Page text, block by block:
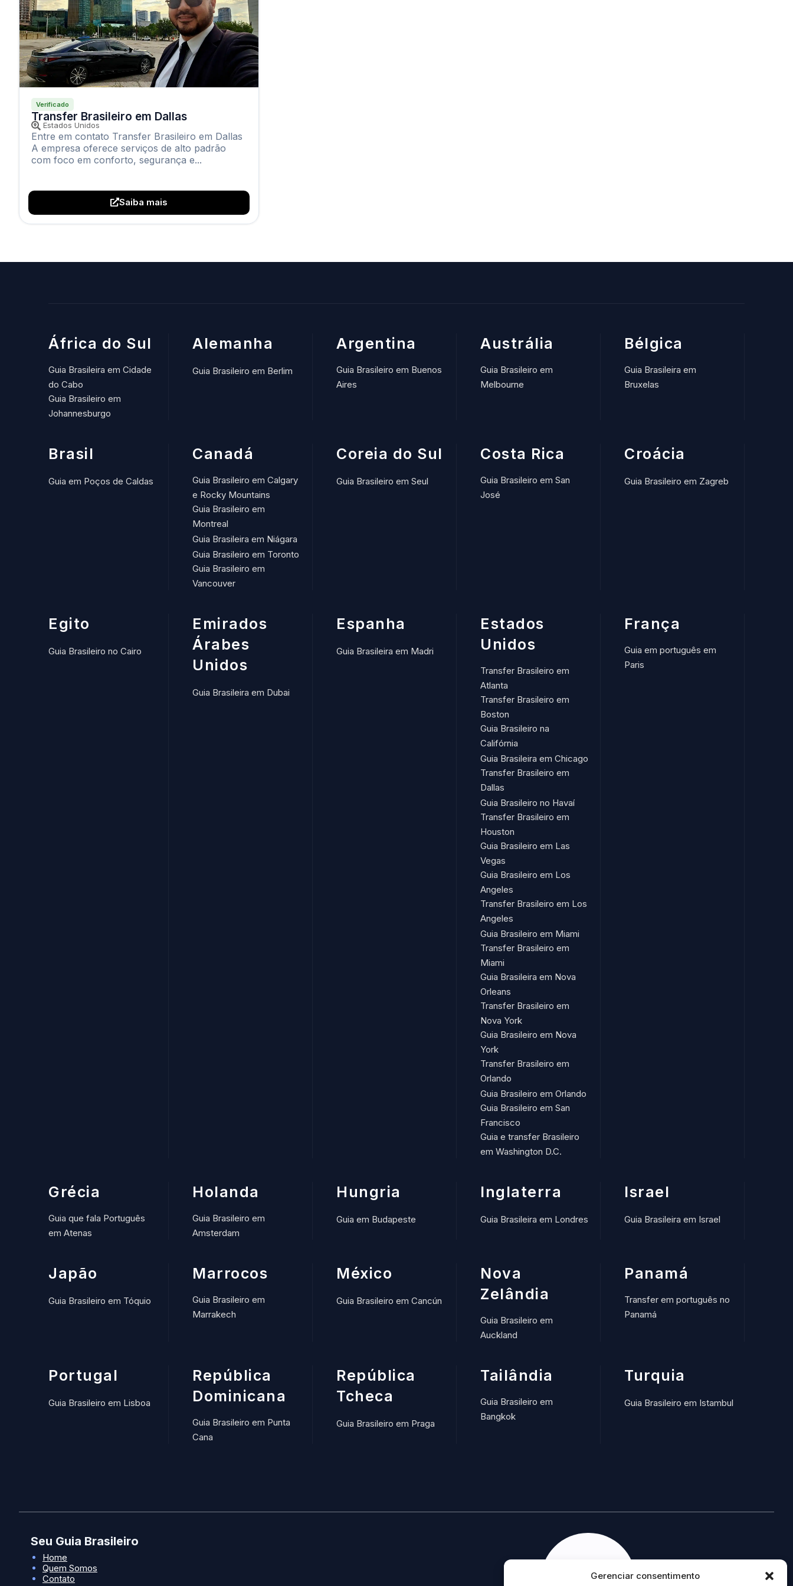
Gerenciar consentimento
Verificado
Transfer Brasileiro em Dallas
Estados Unidos
Entre em contato Transfer Brasileiro em Dallas
A empresa oferece serviços de alto padrão
com foco em conforto, segurança e...
Saiba mais
África do Sul
Guia Brasileira em Cidade
do Cabo
Guia Brasileiro em
Johannesburgo
Alemanha
Guia Brasileiro em Berlim
Argentina
Guia Brasileiro em Buenos
Aires
Austrália
Guia Brasileiro em
Melbourne
Bélgica
Guia Brasileira em
Bruxelas
Brasil
Guia em Poços de Caldas
Canadá
Guia Brasileiro em Calgary
e Rocky Mountains
Guia Brasileiro em
Montreal
Guia Brasileira em Niágara
Guia Brasileiro em Toronto
Guia Brasileiro em
Vancouver
Coreia do Sul
Guia Brasileiro em Seul
Costa Rica
Guia Brasileiro em San
José
Croácia
Guia Brasileiro em Zagreb
Egito
Guia Brasileiro no Cairo
Emirados
Árabes
Unidos
Guia Brasileira em Dubai
Espanha
Guia Brasileira em Madri
Estados
Unidos
Transfer Brasileiro em
Atlanta
Transfer Brasileiro em
Boston
Guia Brasileiro na
Califórnia
Guia Brasileira em Chicago
Transfer Brasileiro em
Dallas
Guia Brasileiro no Havaí​
Transfer Brasileiro em
Houston
Guia Brasileiro em Las
Vegas
Guia Brasileiro em Los
Angeles
Transfer Brasileiro em Los
Angeles
Guia Brasileiro em Miami
Transfer Brasileiro em
Miami
Guia Brasileira em Nova
Orleans
Transfer Brasileiro em
Nova York
Guia Brasileiro em Nova
York
Transfer Brasileiro em
Orlando
Guia Brasileiro em Orlando
Guia Brasileiro em San
Francisco
Guia e transfer Brasileiro
em Washington D.C.
França
Guia em português em
Paris
Grécia
Guia que fala Português
em Atenas
Holanda
Guia Brasileiro em
Amsterdam
Hungria
Guia em Budapeste
Inglaterra
Guia Brasileira em Londres
Israel
Guia Brasileira em Israel
Japão
Guia Brasileiro em Tóquio
Marrocos
Guia Brasileiro em
Marrakech
México
Guia Brasileiro em Cancún
Nova
Zelândia
Guia Brasileiro em
Auckland
Panamá
Transfer em português no
Panamá
Portugal
Guia Brasileiro em Lisboa
República
Dominicana
Guia Brasileiro em Punta
Cana
República
Tcheca
Guia Brasileiro em Praga
Tailândia
Guia Brasileiro em
Bangkok
Turquia
Guia Brasileiro em Istambul
Seu Guia Brasileiro
Home
Quem Somos
Contato